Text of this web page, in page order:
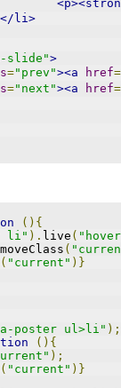
</li>
slide">
="prev"><a href=
="next"><a href=
(){
li" ). live (
(
( "current" )}
poster ul>li" );
(){
);
( "current" )}